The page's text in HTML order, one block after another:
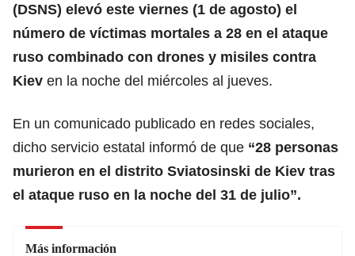
(DSNS) elevó este viernes (1 de agosto) el
número de víctimas mortales a 28 en el ataque
ruso combinado con drones y misiles contra
Kiev en la noche del miércoles al jueves.
En un comunicado publicado en redes sociales,
dicho servicio estatal informó de que “28 personas
murieron en el distrito Sviatosinski de Kiev tras
el ataque ruso en la noche del 31 de julio”.
Más información